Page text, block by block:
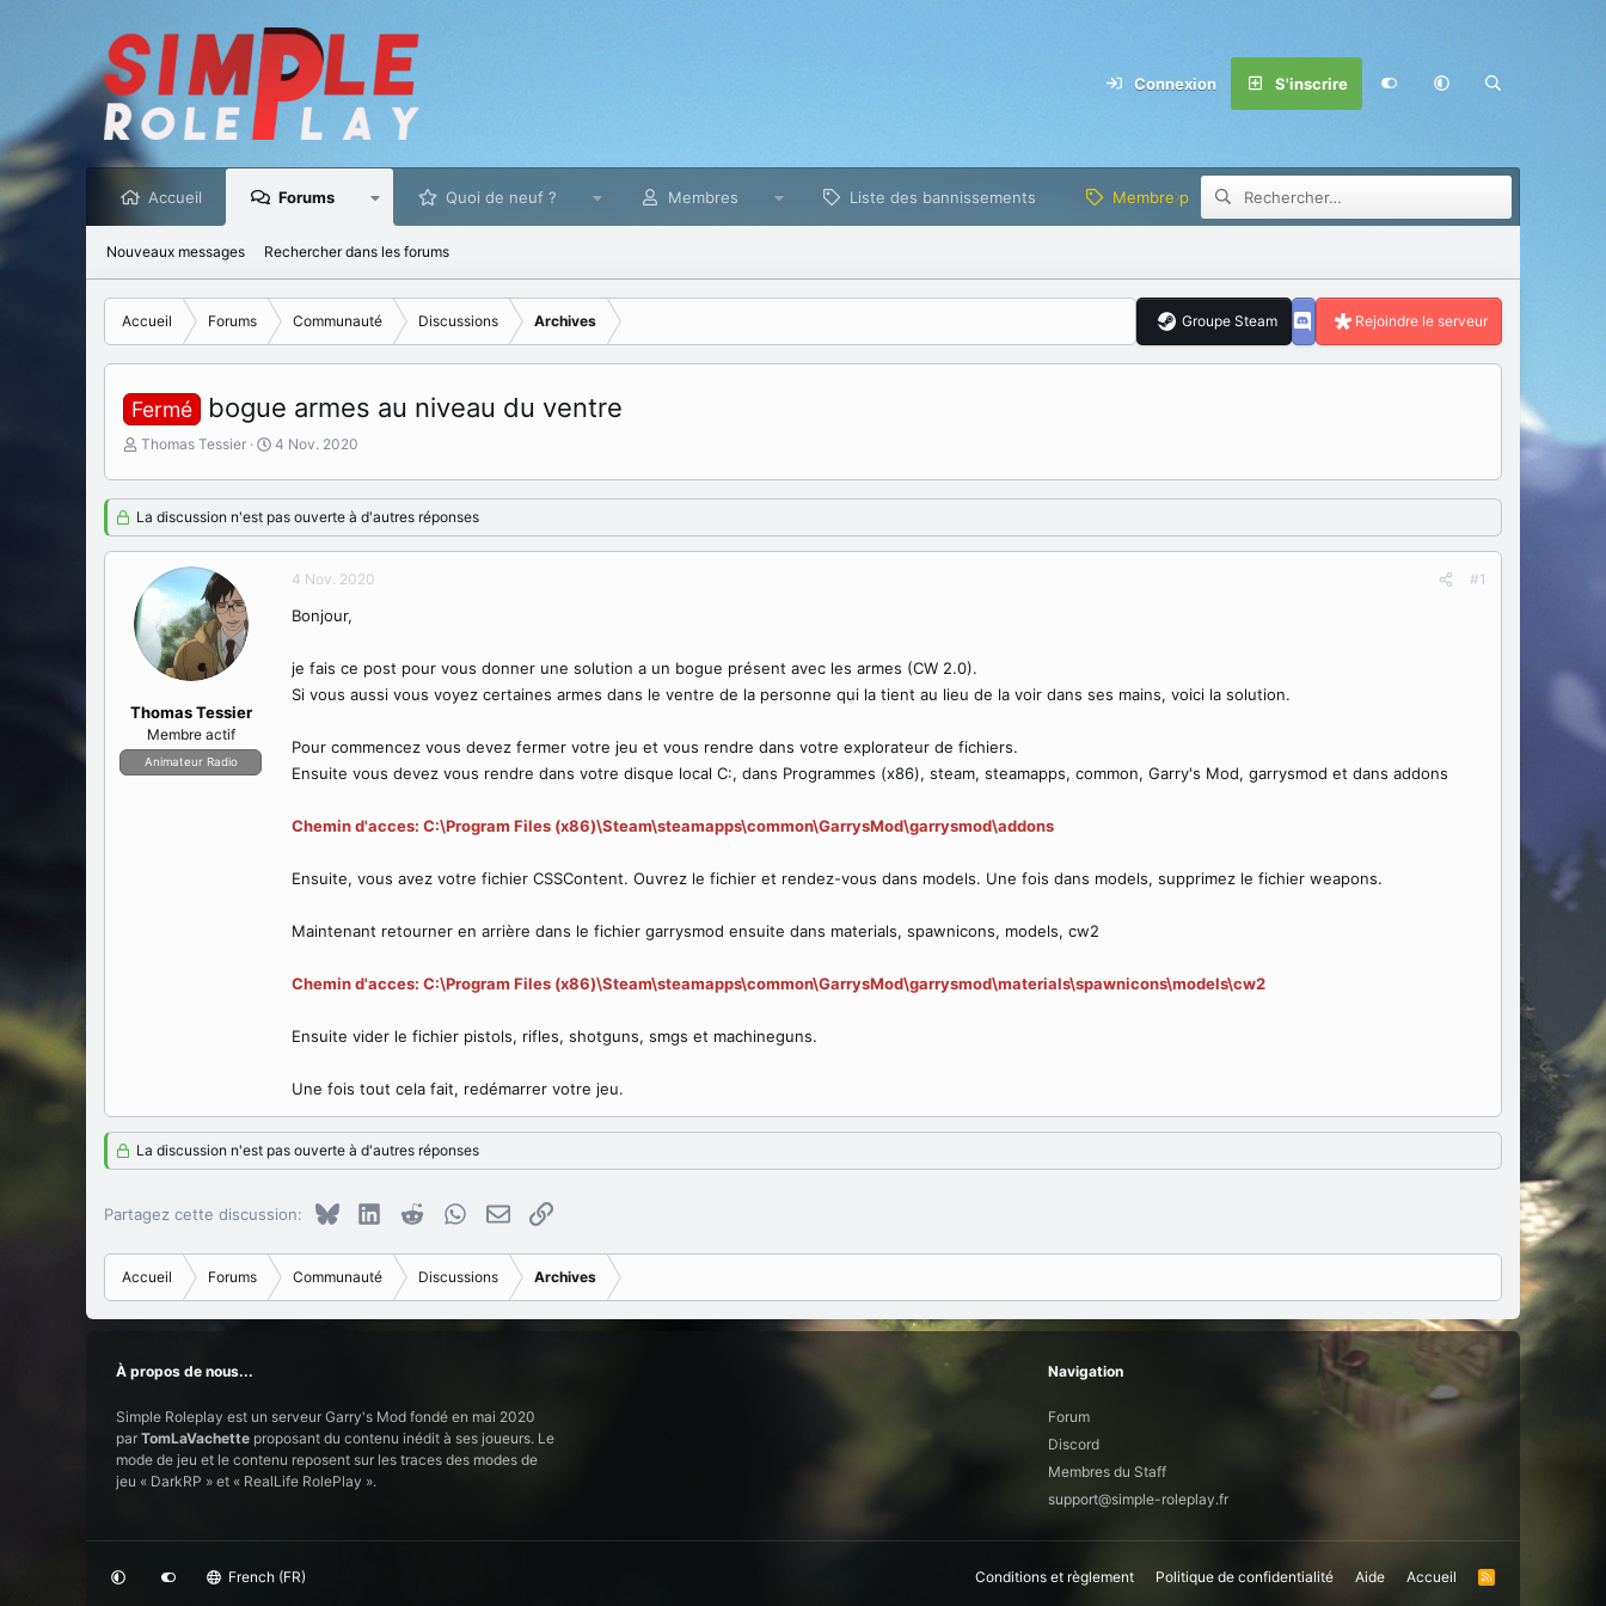
Connexion S'inscrire
Accueil Forums Quoi de neuf ? Membres Liste des bannissements Membre privilège
Nouveaux messages Rechercher dans les forums
Accueil Forums Communauté Discussions Archives Groupe Steam Rejoindre le serveur
Fermé bogue armes au niveau du ventre
I
i
a
e
u
r
d
a
Thomas Tessier
D
t
e
4 Nov. 2020
La discussion n'est pas ouverte à d'autres réponses
Thomas Tessier
Membre actif
Animateur Radio
4 Nov. 2020 #1
Bonjour,
je fais ce post pour vous donner une solution a un bogue présent avec les armes (CW 2.0).
Si vous aussi vous voyez certaines armes dans le ventre de la personne qui la tient au lieu de la voir dans ses mains, voici la solution.
Pour commencez vous devez fermer votre jeu et vous rendre dans votre explorateur de fichiers.
Ensuite vous devez vous rendre dans votre disque local C:, dans Programmes (x86), steam, steamapps, common, Garry's Mod, garrysmod et dans addons
Chemin d'acces: C:\Program Files (x86)\Steam\steamapps\common\GarrysMod\garrysmod\addons
Ensuite, vous avez votre fichier CSSContent. Ouvrez le fichier et rendez-vous dans models. Une fois dans models, supprimez le fichier weapons.
Maintenant retourner en arrière dans le fichier garrysmod ensuite dans materials, spawnicons, models, cw2
Chemin d'acces: C:\Program Files (x86)\Steam\steamapps\common\GarrysMod\garrysmod\materials\spawnicons\models\cw2
Ensuite vider le fichier pistols, rifles, shotguns, smgs et machineguns.
Une fois tout cela fait, redémarrer votre jeu.
La discussion n'est pas ouverte à d'autres réponses
Partagez cette discussion: Bluesky LinkedInRedditWhatsApp
E-mailCopier le lien
Accueil Forums Communauté Discussions Archives
À propos de nous...
Simple Roleplay est un serveur Garry's Mod fondé en mai 2020
par TomLaVachette proposant du contenu inédit à ses joueurs. Le
mode de jeu et le contenu reposent sur les traces des modes de
jeu « DarkRP » et « RealLife RolePlay ».
Navigation
Forum
Discord
Membres du Staff
support@simple-roleplay.fr
French (FR) Conditions et règlement Politique de confidentialité Aide Accueil
R